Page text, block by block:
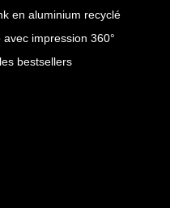
en aluminium recyclé
avec impression 360°
bestsellers